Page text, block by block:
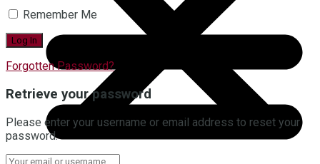
Remember Me
Forgotten Password?
Retrieve your password
Please enter your username or email address to reset your
password.